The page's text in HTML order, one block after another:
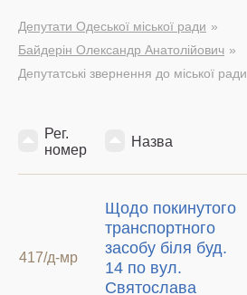
Депутати Одеської міської ради
Байдерін Олександр Анатолійович
Депутатські звернення до міської ради
Рег.
номер
Назва
417/д-мр
Щодо покинутого
транспортного
засобу біля буд.
14 по вул.
Святослава